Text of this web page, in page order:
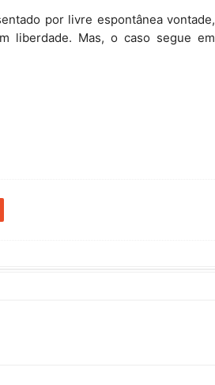
por livre espontânea vontade,
liberdade. Mas, o caso segue em